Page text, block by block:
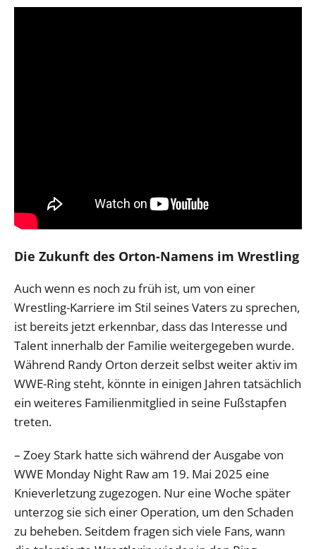
Die Zukunft des Orton-Namens im Wrestling
Auch wenn es noch zu früh ist, um von einer
Wrestling-Karriere im Stil seines Vaters zu sprechen,
ist bereits jetzt erkennbar, dass das Interesse und
Talent innerhalb der Familie weitergegeben wurde.
Während Randy Orton derzeit selbst weiter aktiv im
WWE-Ring steht, könnte in einigen Jahren tatsächlich
ein weiteres Familienmitglied in seine Fußstapfen
treten.
– Zoey Stark hatte sich während der Ausgabe von
WWE Monday Night Raw am 19. Mai 2025 eine
Knieverletzung zugezogen. Nur eine Woche später
unterzog sie sich einer Operation, um den Schaden
zu beheben. Seitdem fragen sich viele Fans, wann